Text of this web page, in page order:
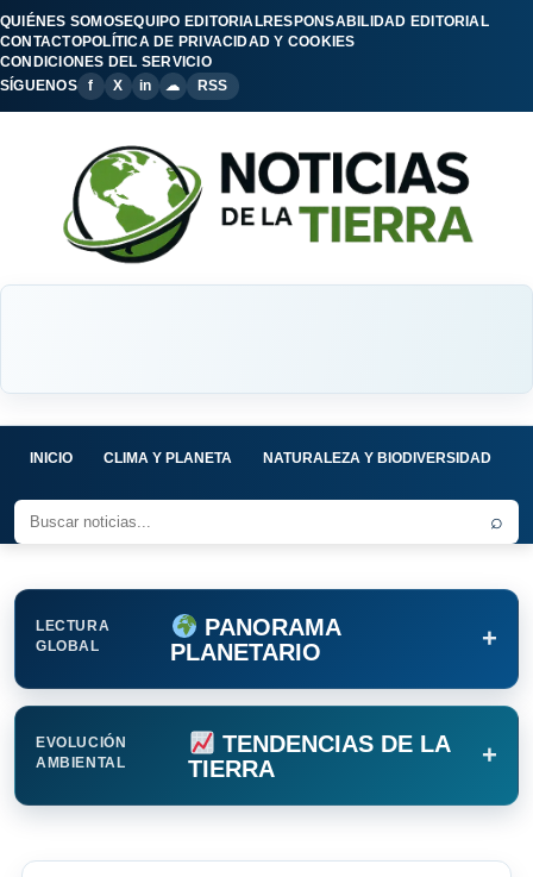
QUIÉNES SOMOSEQUIPO EDITORIALRESPONSABILIDAD EDITORIAL
CONTACTOPOLÍTICA DE PRIVACIDAD Y COOKIES
CONDICIONES DEL SERVICIO
SÍGUENOS
f X in ☁ RSS
INICIO CLIMA Y PLANETA NATURALEZA Y BIODIVERSIDAD
⌕
LECTURA
GLOBAL
PANORAMA
PLANETARIO
+
EVOLUCIÓN
AMBIENTAL
TENDENCIAS DE LA
TIERRA
+